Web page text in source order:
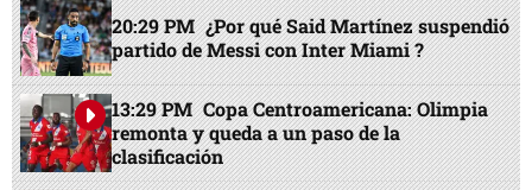
20:29 PM ¿Por qué Said Martínez suspendió
partido de Messi con Inter Miami ?
13:29 PM Copa Centroamericana: Olimpia
remonta y queda a un paso de la
clasificación